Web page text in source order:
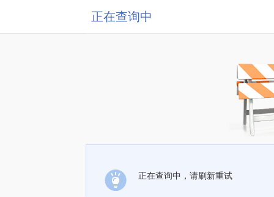
正在查询中
正在查询中，请刷新重试